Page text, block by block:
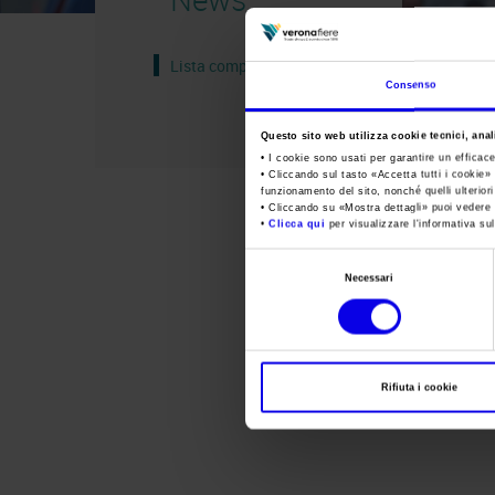
Consenso
Questo sito web utilizza cookie tecnici,
• I cookie sono usati per garantire un
• Cliccando sul tasto «Accetta tutti i cookie»
funzionamento del sito, nonché quelli
• Cliccando su «Mostra dettagli» puoi
•Clicca qui per visualizzare l'informativa
Necessari
Rifiuta i cookie
Lista completa